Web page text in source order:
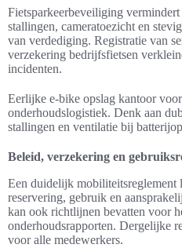
Fietsparkeerbeveiliging
stallingen, cameratoezicht en
van verdediging. Registratie van
verzekering bedrijfsfietsen
incidenten.
Eerlijke e-bike opslag kantoor
onderhoudslogistiek. Denk aan
stallingen en ventilatie bij
Beleid, verzekering en
Een duidelijk mobiliteitsreglement
reservering, gebruik en
kan ook richtlijnen bevatten voor
onderhoudsrapporten. Dergelijke
voor alle medewerkers.